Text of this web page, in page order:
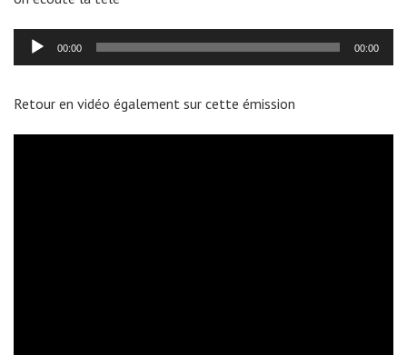
Lecteur
audio
00:00 00:00
Retour en vidéo également sur cette émission